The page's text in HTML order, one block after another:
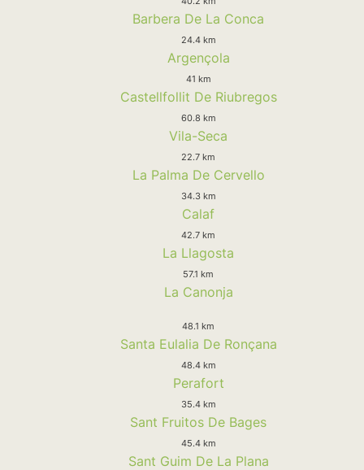
Barbera De La Conca
24.4 km
Argençola
41 km
Castellfollit De Riubregos
60.8 km
Vila-Seca
22.7 km
La Palma De Cervello
34.3 km
Calaf
42.7 km
La Llagosta
57.1 km
La Canonja
48.1 km
Santa Eulalia De Ronçana
48.4 km
Perafort
35.4 km
Sant Fruitos De Bages
45.4 km
Sant Guim De La Plana